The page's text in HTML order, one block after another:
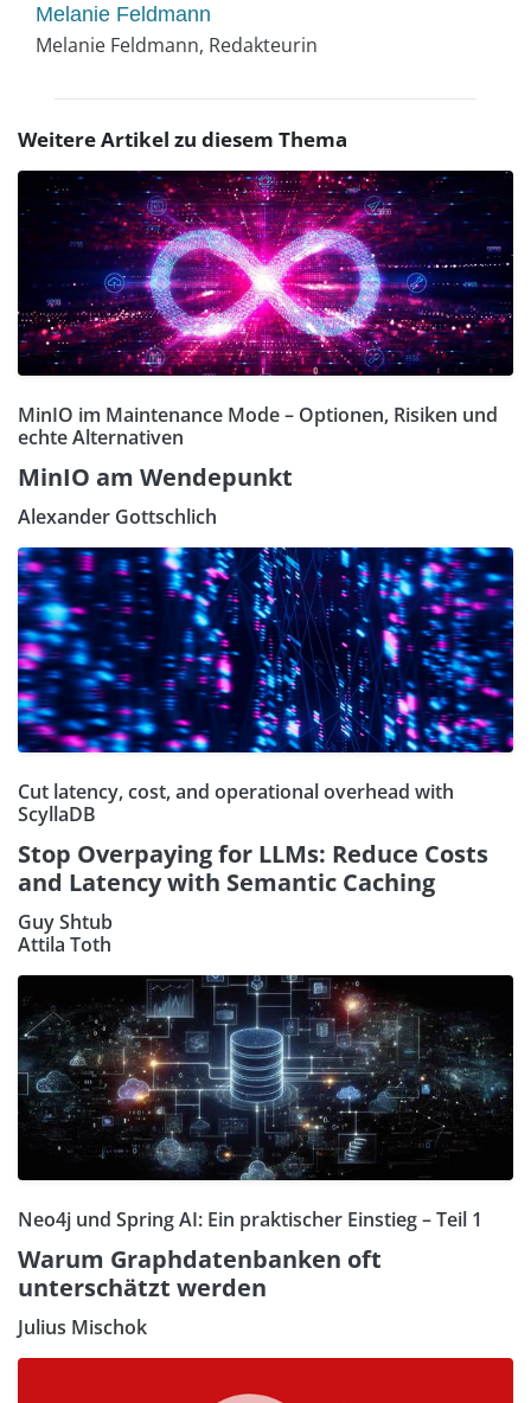
Melanie Feldmann
Melanie Feldmann, Redakteurin
Weitere Artikel zu diesem Thema
MinIO im Maintenance Mode – Optionen, Risiken und
echte Alternativen
MinIO am Wendepunkt
Alexander Gottschlich
Cut latency, cost, and operational overhead with
ScyllaDB
Stop Overpaying for LLMs: Reduce Costs
and Latency with Semantic Caching
Guy Shtub
Attila Toth
Neo4j und Spring AI: Ein praktischer Einstieg – Teil 1
Warum Graphdatenbanken oft
unterschätzt werden
Julius Mischok